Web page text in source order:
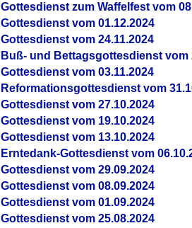
Gottesdienst zum Waffelfest vom
Gottesdienst vom 01.12.2024
Gottesdienst vom 24.11.2024
Buß- und Bettagsgottesdienst vom
Gottesdienst vom 03.11.2024
Reformationsgottesdienst vom
Gottesdienst vom 27.10.2024
Gottesdienst vom 19.10.2024
Gottesdienst vom 13.10.2024
Erntedank-Gottesdienst vom
Gottesdienst vom 29.09.2024
Gottesdienst vom 08.09.2024
Gottesdienst vom 01.09.2024
Gottesdienst vom 25.08.2024